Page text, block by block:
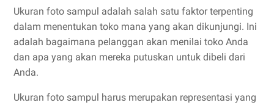
Ukuran foto sampul adalah salah satu faktor terpenting
dalam menentukan toko mana yang akan dikunjungi. Ini
adalah bagaimana pelanggan akan menilai toko Anda
dan apa yang akan mereka putuskan untuk dibeli dari
Anda.
Ukuran foto sampul harus merupakan representasi yang